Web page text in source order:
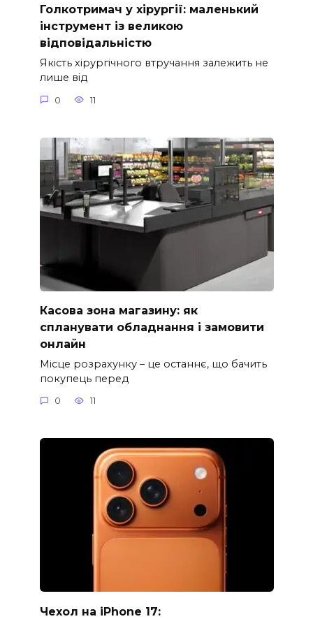
Голкотримач у хірургії: маленький
інструмент із великою
відповідальністю
Якість хірургічного втручання залежить не
лише від
0 11
Касова зона магазину: як
спланувати обладнання і замовити
онлайн
Місце розрахунку – це останнє, що бачить
покупець перед
0 11
Чехол на iPhone 17: